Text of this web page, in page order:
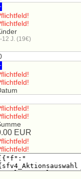
12 J. (19€)
EUR